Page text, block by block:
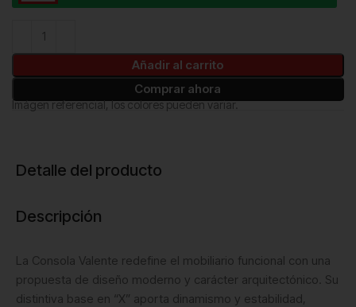
Añadir al carrito
Comprar ahora
Imágen referencial, los colores pueden variar.
Detalle del producto
Descripción
La Consola Valente redefine el mobiliario funcional con una
propuesta de diseño moderno y carácter arquitectónico. Su
distintiva base en “X” aporta dinamismo y estabilidad,